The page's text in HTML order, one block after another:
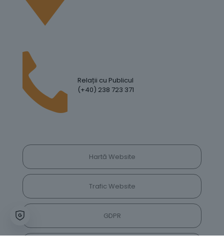
Relații cu Publicul
(+40) 238 723 371
Hartă Website
Trafic Website
GDPR